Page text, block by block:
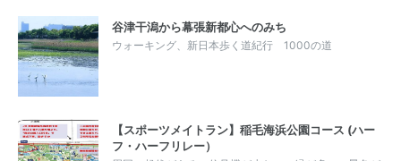
谷津干潟から幕張新都心へのみち
ウォーキング、新日本歩く道紀行 1000の道
【スポーツメイトラン】稲毛海浜公園コース (ハー
フ・ハーフリレー）